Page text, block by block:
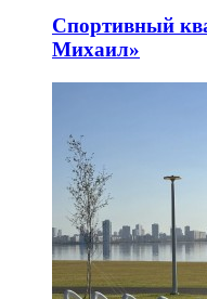
Спортивный
Михаил»